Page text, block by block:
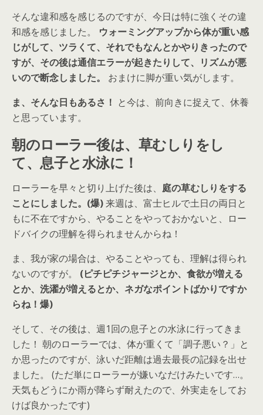
そんな違和感を感じるのですが、今日は特に強くその違
和感を感じました。 ウォーミングアップから体が重い感
じがして、ツラくて、それでもなんとかやりきったので
すが、その後は通信エラーが起きたりして、リズムが悪
いので断念しました。
おまけに脚が重い気がします。
ま、そんな日もあるさ！ と今は、前向きに捉えて、休養
と思っています。
朝のローラー後は、草むしりをし
て、息子と水泳に！
ローラーを早々と切り上げた後は、 庭の草むしりをする
ことにしました。(爆)来週は、富士ヒルで土日の両日と
もに不在ですから、やることをやっておかないと、ロー
ドバイクの理解を得られませんからね！
ま、我が家の場合は、やることやっても、理解は得られ
ないのですが。 (ピチピチジャージとか、食欲が増える
とか、洗濯が増えるとか、ネガなポイントばかりですか
らね！爆)
そして、その後は、週1回の息子との水泳に行ってきま
した！ 朝のローラーでは、体が重くて「調子悪い？」と
か思ったのですが、泳いだ距離は過去最長の記録を出せ
ました。 (ただ単にローラーが嫌いなだけみたいです…。
天気もどうにか雨が降らず耐えたので、外実走をしてお
けば良かったです)